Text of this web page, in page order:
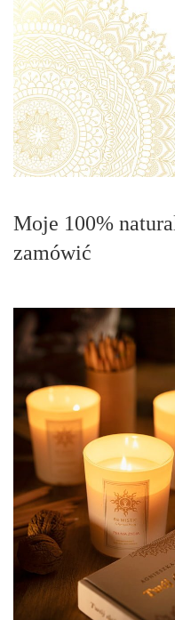
Moje 100%
zamówić